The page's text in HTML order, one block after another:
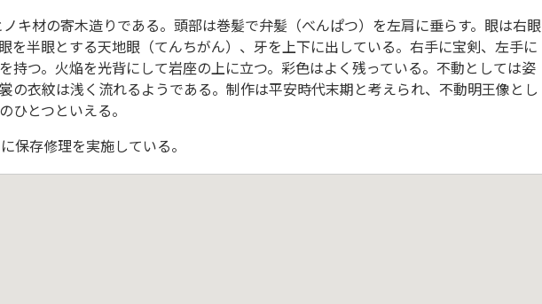
キ材の寄木造りである。頭部は巻髪で弁髪（べんぱつ）を左肩に垂らす。眼は右眼
を半眼とする天地眼（てんちがん）、牙を上下に出している。右手に宝剣、左手に
持つ。火焔を光背にして岩座の上に立つ。彩色はよく残っている。不動としては姿
の衣紋は浅く流れるようである。制作は平安時代末期と考えられ、不動明王像とし
ひとつといえる。
保存修理を実施している。